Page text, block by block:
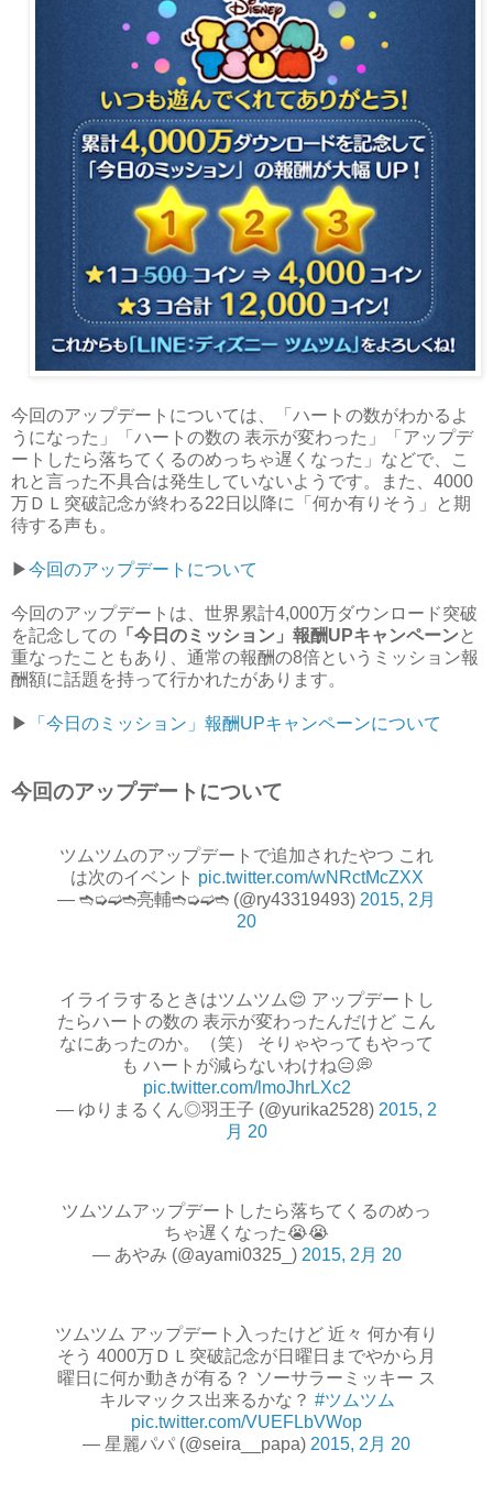
今回のアップデートについては、「ハートの数がわかるよ
うになった」「ハートの数の 表示が変わった」「アップデ
ートしたら落ちてくるのめっちゃ遅くなった」などで、こ
れと言った不具合は発生していないようです。また、4000
万ＤＬ突破記念が終わる22日以降に「何か有りそう」と期
待する声も。
▶︎今回のアップデートについて
今回のアップデートは、世界累計4,000万ダウンロード突破
を記念しての 「今日のミッション」報酬UPキャンペーンと
重なったこともあり、通常の報酬の8倍というミッション報
酬額に話題を持って行かれたがあります。
▶︎ 「今日のミッション」報酬UPキャンペーンについて
今回のアップデートについて
ツムツムのアップデートで追加されたやつ これ
は次のイベント pic.twitter.com/wNRctMcZXX
— ➬➭➫➬ㅤ亮輔➬➭➫➬ (@ry43319493) 2015, 2月
20
イライラするときはツムツム😌 アップデートし
たらハートの数の 表示が変わったんだけど こん
なにあったのか。（笑） そりゃやってもやって
も ハートが減らないわけね😑💭
pic.twitter.com/lmoJhrLXc2
— ゆりまるくん◎羽王子 (@yurika2528) 2015, 2
月 20
ツムツムアップデートしたら落ちてくるのめっ
ちゃ遅くなった😭😭
— あやみ (@ayami0325_) 2015, 2月 20
ツムツム アップデート入ったけど 近々 何か有り
そう 4000万ＤＬ突破記念が日曜日までやから月
曜日に何か動きが有る？ ソーサラーミッキー ス
キルマックス出来るかな？ #ツムツム
pic.twitter.com/VUEFLbVWop
— 星麗パパ (@seira__papa) 2015, 2月 20